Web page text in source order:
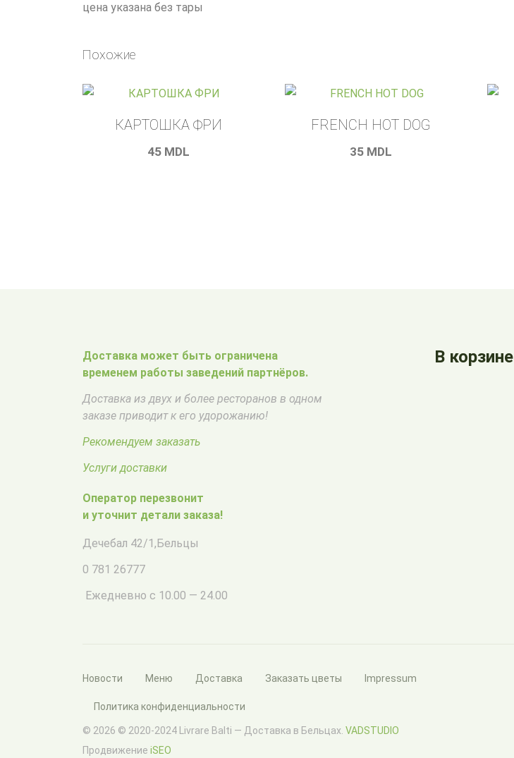
цена указана без тары
Похожие
КАРТОШКА ФРИ
45 MDL
FRENCH HOT DOG
35 MDL
Доставка может быть ограничена
временем работы заведений партнёров.
Доставка из двух и более ресторанов в одном
заказе приводит к его удорожанию!
Рекомендуем заказать
Услуги доставки
Оператор перезвонит
и уточнит детали заказа!
Дечебал 42/1,Бельцы
0 781 26777
Ежедневно с 10.00 — 24.00
В корзине
Новости Меню Доставка Заказать цветы Impressum
Политика конфиденциальности
© 2026 © 2020-2024 Livrare Balti — Доставка в Бельцах. VADSTUDIO
Продвижение iSEO